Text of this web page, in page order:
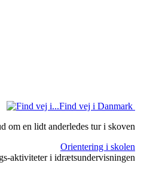
Find vej i Danmark
om en lidt anderledes tur i skoven
Orientering i skolen
aktiviteter i idrætsundervisningen